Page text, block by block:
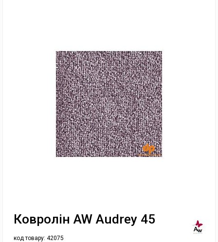
Ковролін AW Audrey 45
код товару: 42075